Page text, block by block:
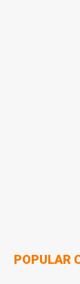
POPULAR